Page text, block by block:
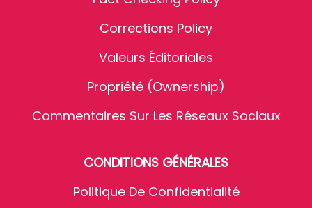
Corrections Policy
Valeurs Éditoriales
Propriété (Ownership)
Commentaires Sur Les Réseaux Sociaux
CONDITIONS GÉNÉRALES
Politique De Confidentialité